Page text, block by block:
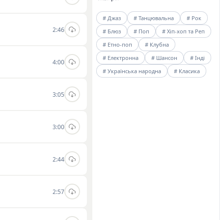
2:46
4:00
3:05
3:00
2:44
2:57
# Джаз # Танцювальна
# Рок
# Блюз
# Поп
# Хіп-хоп та Реп
# Етно-поп
# Клубна
# Електронна
# Шансон
# Інді
# Українська народна
# Класика